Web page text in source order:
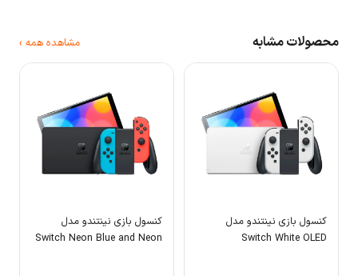
محصولات مشابه مشاهده همه ›
کنسول بازی نینتندو مدل
Switch White OLED
کنسول بازی نینتندو مدل
Switch Neon Blue and Neon